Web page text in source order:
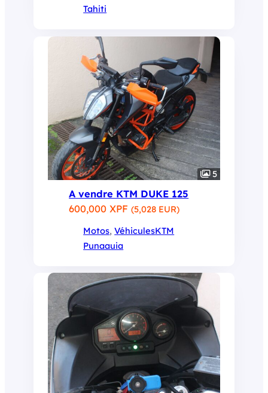
Tahiti
5
A vendre KTM DUKE 125
600,000 XPF(5,028 EUR)
Motos, VéhiculesKTM
Punaauia